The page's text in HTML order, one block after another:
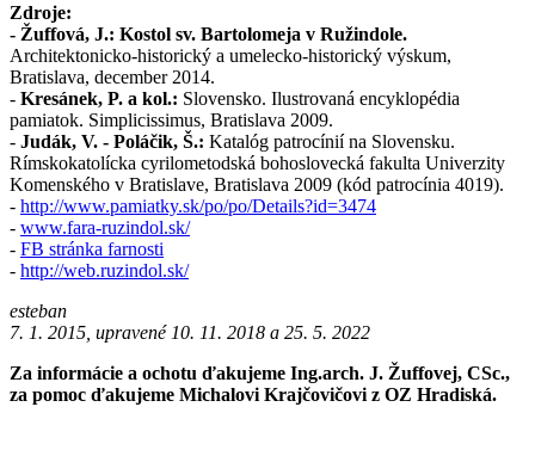
Zdroje:
- Žuffová, J.: Kostol sv. Bartolomeja v Ružindole.
Architektonicko-historický a umelecko-historický výskum,
Bratislava, december 2014.
- Kresánek, P. a kol.: Slovensko. Ilustrovaná encyklopédia
pamiatok. Simplicissimus, Bratislava 2009.
- Judák, V. - Poláčik, Š.: Katalóg patrocínií na Slovensku.
Rímskokatolícka cyrilometodská bohoslovecká fakulta Univerzity
Komenského v Bratislave, Bratislava 2009 (kód patrocínia 4019).
- http://www.pamiatky.sk/po/po/Details?id=3474
- www.fara-ruzindol.sk/
- FB stránka farnosti
- http://web.ruzindol.sk/
esteban
7. 1. 2015, upravené 10. 11. 2018 a 25. 5. 2022
Za informácie a ochotu ďakujeme Ing.arch. J. Žuffovej, CSc.,
za pomoc ďakujeme Michalovi Krajčovičovi z OZ Hradiská.